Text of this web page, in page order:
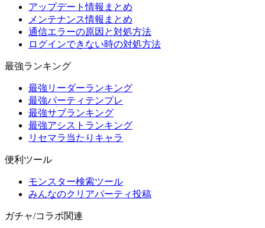
アップデート情報まとめ
メンテナンス情報まとめ
通信エラーの原因と対処方法
ログインできない時の対処方法
最強ランキング
最強リーダーランキング
最強パーティテンプレ
最強サブランキング
最強アシストランキング
リセマラ当たりキャラ
便利ツール
モンスター検索ツール
みんなのクリアパーティ投稿
ガチャ/コラボ関連